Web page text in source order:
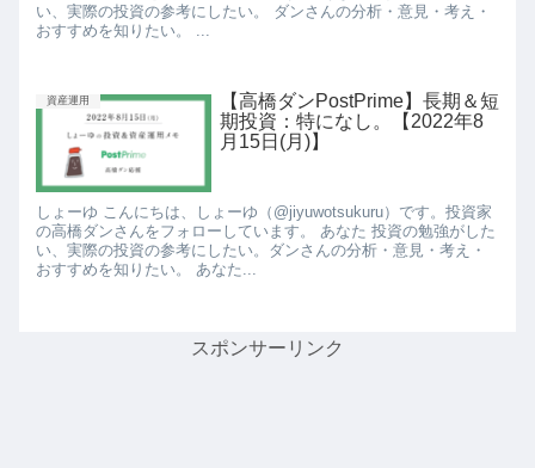
い、実際の投資の参考にしたい。 ダンさんの分析・意見・考え・
おすすめを知りたい。 ...
資産運用
【高橋ダンPostPrime】長期＆短
期投資：特になし。【2022年8
月15日(月)】
しょーゆ こんにちは、しょーゆ（@jiyuwotsukuru）です。投資家
の高橋ダンさんをフォローしています。 あなた 投資の勉強がした
い、実際の投資の参考にしたい。ダンさんの分析・意見・考え・
おすすめを知りたい。 あなた...
スポンサーリンク